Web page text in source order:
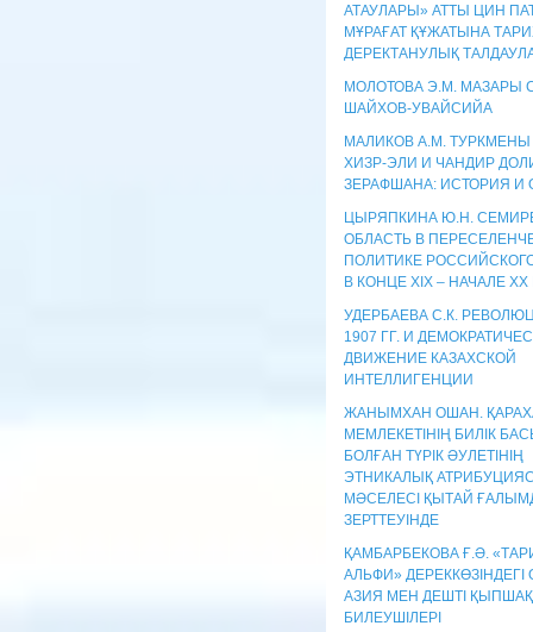
АТАУЛАРЫ» АТТЫ ЦИН
МҰРАҒАТ ҚҰЖАТЫНА
ДЕРЕКТАНУЛЫҚ
МОЛОТОВА Э.М. МАЗАРЫ
ШАЙХОВ-УВАЙСИЙА
МАЛИКОВ А.М.
ХИЗР-ЭЛИ И ЧАНДИР
ЗЕРАФШАНА: ИСТОРИЯ И
ЦЫРЯПКИНА Ю.Н.
ОБЛАСТЬ В
ПОЛИТИКЕ
В КОНЦЕ XIX – НАЧАЛЕ XX
УДЕРБАЕВА С.К.
1907 ГГ. И
ДВИЖЕНИЕ КАЗАХСКОЙ
ИНТЕЛЛИГЕНЦИИ
ЖАНЫМХАН ОШАН.
МЕМЛЕКЕТІНІҢ БИЛІК
БОЛҒАН ТҮРІК ӘУЛЕТІНІҢ
ЭТНИКАЛЫҚ
МӘСЕЛЕСІ ҚЫТАЙ
ЗЕРТТЕУІНДЕ
ҚАМБАРБЕКОВА Ғ.Ә.
АЛЬФИ» ДЕРЕККӨЗІНДЕГІ
АЗИЯ МЕН ДЕШТІ ҚЫПШАҚ
БИЛЕУШІЛЕРІ